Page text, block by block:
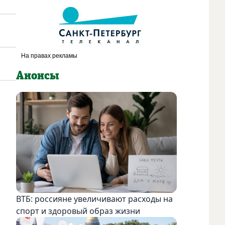
Анонсы
ВТБ: россияне увеличивают расходы на
спорт и здоровый образ жизни